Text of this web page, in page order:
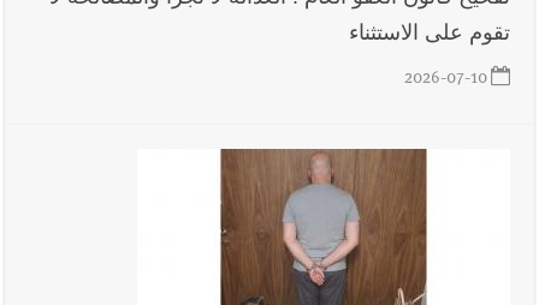
تقوم على الاستثناء
2026-07-10